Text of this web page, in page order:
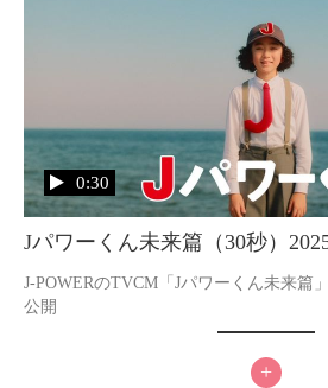
Jパワーくん未来篇（30秒）
0:30
J-POWERのTVCM「Jパワーくん未来篇
公開
+